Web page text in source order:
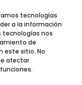
tecnologías
a la información
tecnologías nos
de
este sitio. No
afectar
21,